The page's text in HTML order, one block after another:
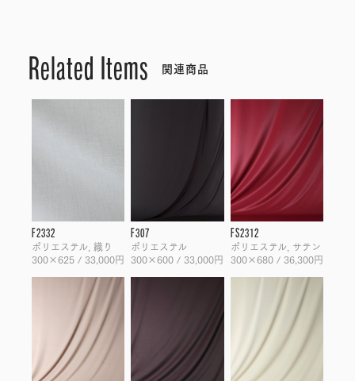
Related Items 関連商品
F2332
ポリエステル, 織り
300×625 / 33,000円
F307
ポリエステル
300×600 / 33,000円
FS2312
ポリエステル, サテン
300×680 / 36,300円